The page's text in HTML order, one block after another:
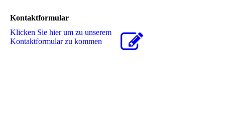
Kontaktformular
Klicken Sie hier um zu unserem
Kon­takt­for­mu­lar zu kommen